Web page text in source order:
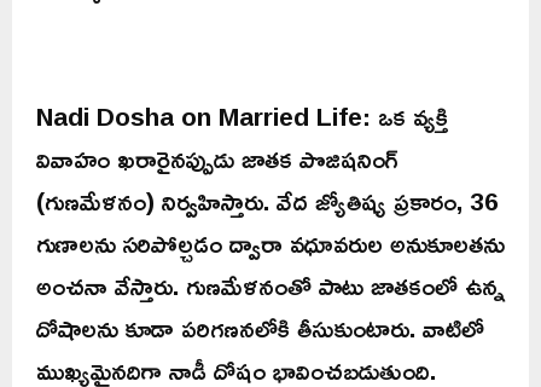
Nadi Dosha on Married Life: ఒక వ్యక్తి
వివాహం ఖరారైనప్పుడు జాతక పొజిషనింగ్
(గుణమేళనం) నిర్వహిస్తారు. వేద జ్యోతిష్య ప్రకారం, 36
గుణాలను సరిపోల్చడం ద్వారా వధూవరుల అనుకూలతను
అంచనా వేస్తారు. గుణమేళనంతో పాటు జాతకంలో ఉన్న
దోషాలను కూడా పరిగణనలోకి తీసుకుంటారు. వాటిలో
ముఖ్యమైనదిగా నాడీ దోషం భావించబడుతుంది.